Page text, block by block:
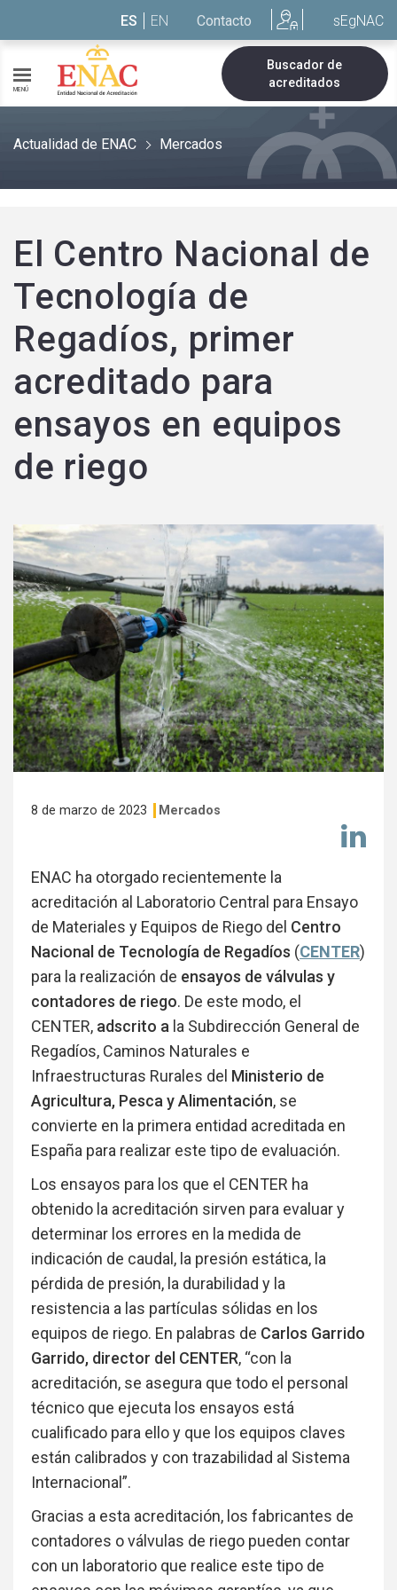
ES EN Contacto sEgNAC
MENÚ
Buscador de
acreditados
Actualidad de ENAC Mercados
El Centro Nacional de
Tecnología de
Regadíos, primer
acreditado para
ensayos en equipos
de riego
8 de marzo de 2023 Mercados
en
ENAC ha otorgado recientemente la
acreditación al Laboratorio Central para Ensayo
de Materiales y Equipos de Riego del Centro
Nacional de Tecnología de Regadíos (CENTER)
para la realización de ensayos de válvulas y
contadores de riego. De este modo, el
CENTER, adscrito a la Subdirección General de
Regadíos, Caminos Naturales e
Infraestructuras Rurales del Ministerio de
Agricultura, Pesca y Alimentación, se
convierte en la primera entidad acreditada en
España para realizar este tipo de evaluación.
Los ensayos para los que el CENTER ha
obtenido la acreditación sirven para evaluar y
determinar los errores en la medida de
indicación de caudal, la presión estática, la
pérdida de presión, la durabilidad y la
resistencia a las partículas sólidas en los
equipos de riego. En palabras de Carlos Garrido
Garrido, director del CENTER, “con la
acreditación, se asegura que todo el personal
técnico que ejecuta los ensayos está
cualificado para ello y que los equipos claves
están calibrados y con trazabilidad al Sistema
Internacional”.
Gracias a esta acreditación, los fabricantes de
contadores o válvulas de riego pueden contar
con un laboratorio que realice este tipo de